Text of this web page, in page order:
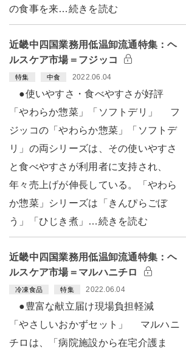
の食事を来…続きを読む
近畿中四国業務用低温卸流通特集：ヘ
ルスケア市場＝フジッコ
特集 中食 2022.06.04
●使いやすさ・食べやすさが好評
「やわらか惣菜」「ソフトデリ」 フ
ジッコの「やわらか惣菜」「ソフトデ
リ」の両シリーズは、その使いやすさ
と食べやすさが利用者に支持され、
年々売上げが伸長している。「やわら
か惣菜」シリーズは「きんぴらごぼ
う」「ひじき煮」…続きを読む
近畿中四国業務用低温卸流通特集：ヘ
ルスケア市場＝マルハニチロ
冷凍食品 特集 2022.06.04
●豊富な献立届け現場負担軽減
「やさしいおかずセット」 マルハニ
チロは、「病院施設から在宅介護ま